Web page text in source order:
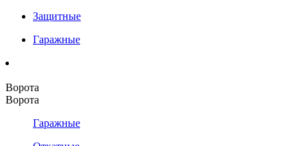
Защитные
Гаражные
Ворота
Ворота
Гаражные